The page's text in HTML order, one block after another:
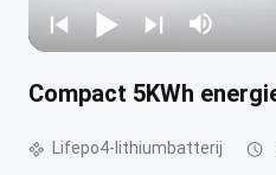
Compact 5KWh
Lifepo4-lithiumbatterij